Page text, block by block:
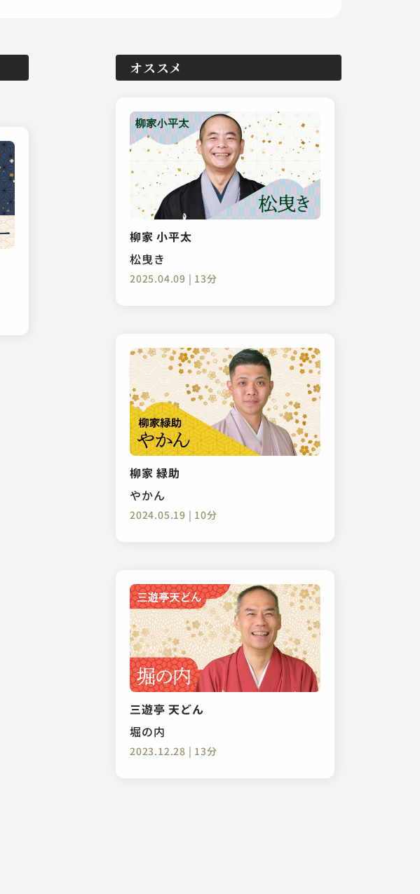
オススメ
柳家 小平太
松曳き
2025.04.09 | 13分
柳家 緑助
やかん
2024.05.19 | 10分
三遊亭 天どん
堀の内
2023.12.28 | 13分